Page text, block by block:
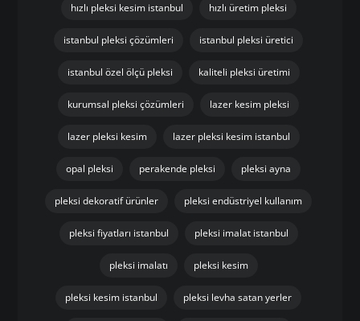
hızlı pleksi kesim istanbul hızlı üretim pleksi
istanbul pleksi çözümleri istanbul pleksi üretici
istanbul özel ölçü pleksi kaliteli pleksi üretimi
kurumsal pleksi çözümleri lazer kesim pleksi
lazer pleksi kesim lazer pleksi kesim istanbul
opal pleksi perakende pleksi pleksi ayna
pleksi dekoratif ürünler pleksi endüstriyel kullanım
pleksi fiyatları istanbul pleksi imalat istanbul
pleksi imalatı pleksi kesim
pleksi kesim istanbul pleksi levha satan yerler